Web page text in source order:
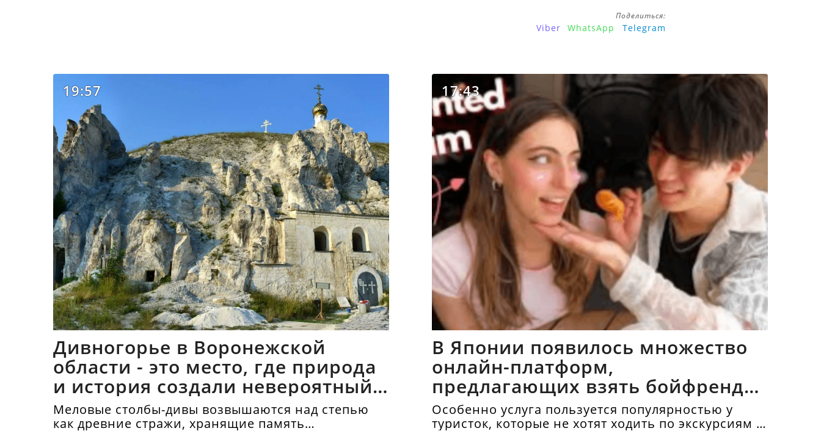
Поделиться:
Viber WhatsApp Telegram
19:57
Дивногорье в Воронежской
области - это место, где природа
и история создали невероятный
синтез
Меловые столбы-дивы возвышаются над степью
как древние стражи, хранящие память
17:43
В Японии появилось множество
онлайн-платформ,
предлагающих взять бойфрендов
напрокат
Особенно услуга пользуется популярностью у
туристок, которые не хотят ходить по экскурсиям и